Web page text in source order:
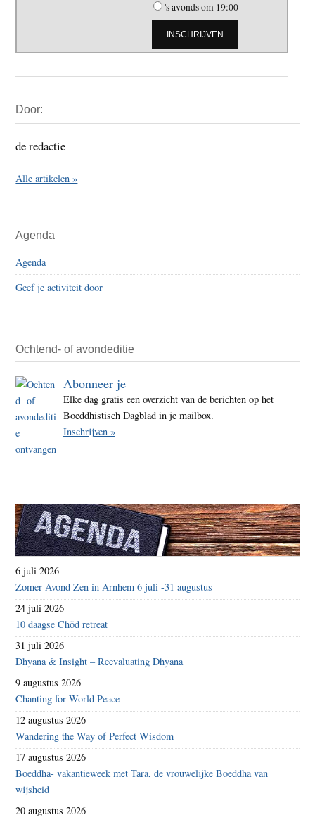
's avonds om 19:00
Sidebar
Door:
de redactie
Alle artikelen »
Agenda
Agenda
Geef je activiteit door
Ochtend- of avondeditie
Abonneer je
Elke dag gratis een overzicht van de berichten op het
Boeddhistisch Dagblad in je mailbox.
Inschrijven »
6 juli 2026
Zomer Avond Zen in Arnhem 6 juli -31 augustus
24 juli 2026
10 daagse Chöd retreat
31 juli 2026
Dhyana & Insight – Reevaluating Dhyana
9 augustus 2026
Chanting for World Peace
12 augustus 2026
Wandering the Way of Perfect Wisdom
17 augustus 2026
Boeddha- vakantieweek met Tara, de vrouwelijke Boeddha van
wijsheid
20 augustus 2026